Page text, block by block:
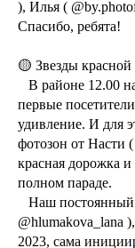
), Илья (
Спасибо, ребята!
🟡 Звезды
⠀В районе 12.00
первые
удивление. И для
фотозон от Насти (
красная дорожка
полном параде.
⠀Наш постоянный
@hlumakova_lana
2023, сама